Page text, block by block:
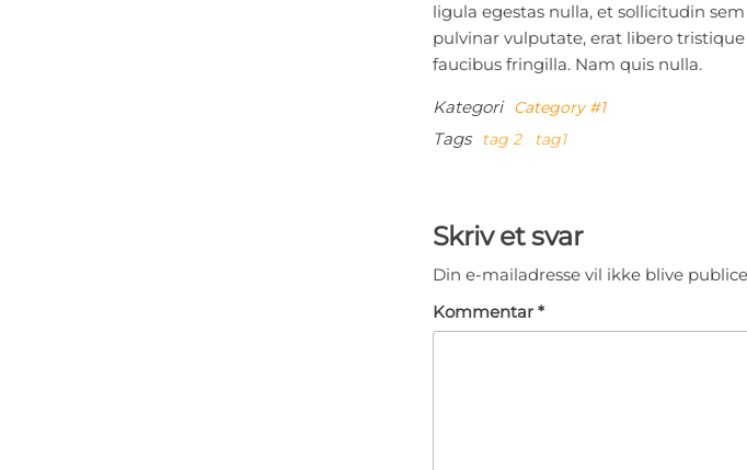
ligula egestas nulla, et sollicitudin
pulvinar vulputate, erat libero
faucibus fringilla. Nam quis nulla.
Kategori Category #1
Tags tag 2 tag1
Skriv et svar
Din e-mailadresse vil ikke blive
Kommentar *